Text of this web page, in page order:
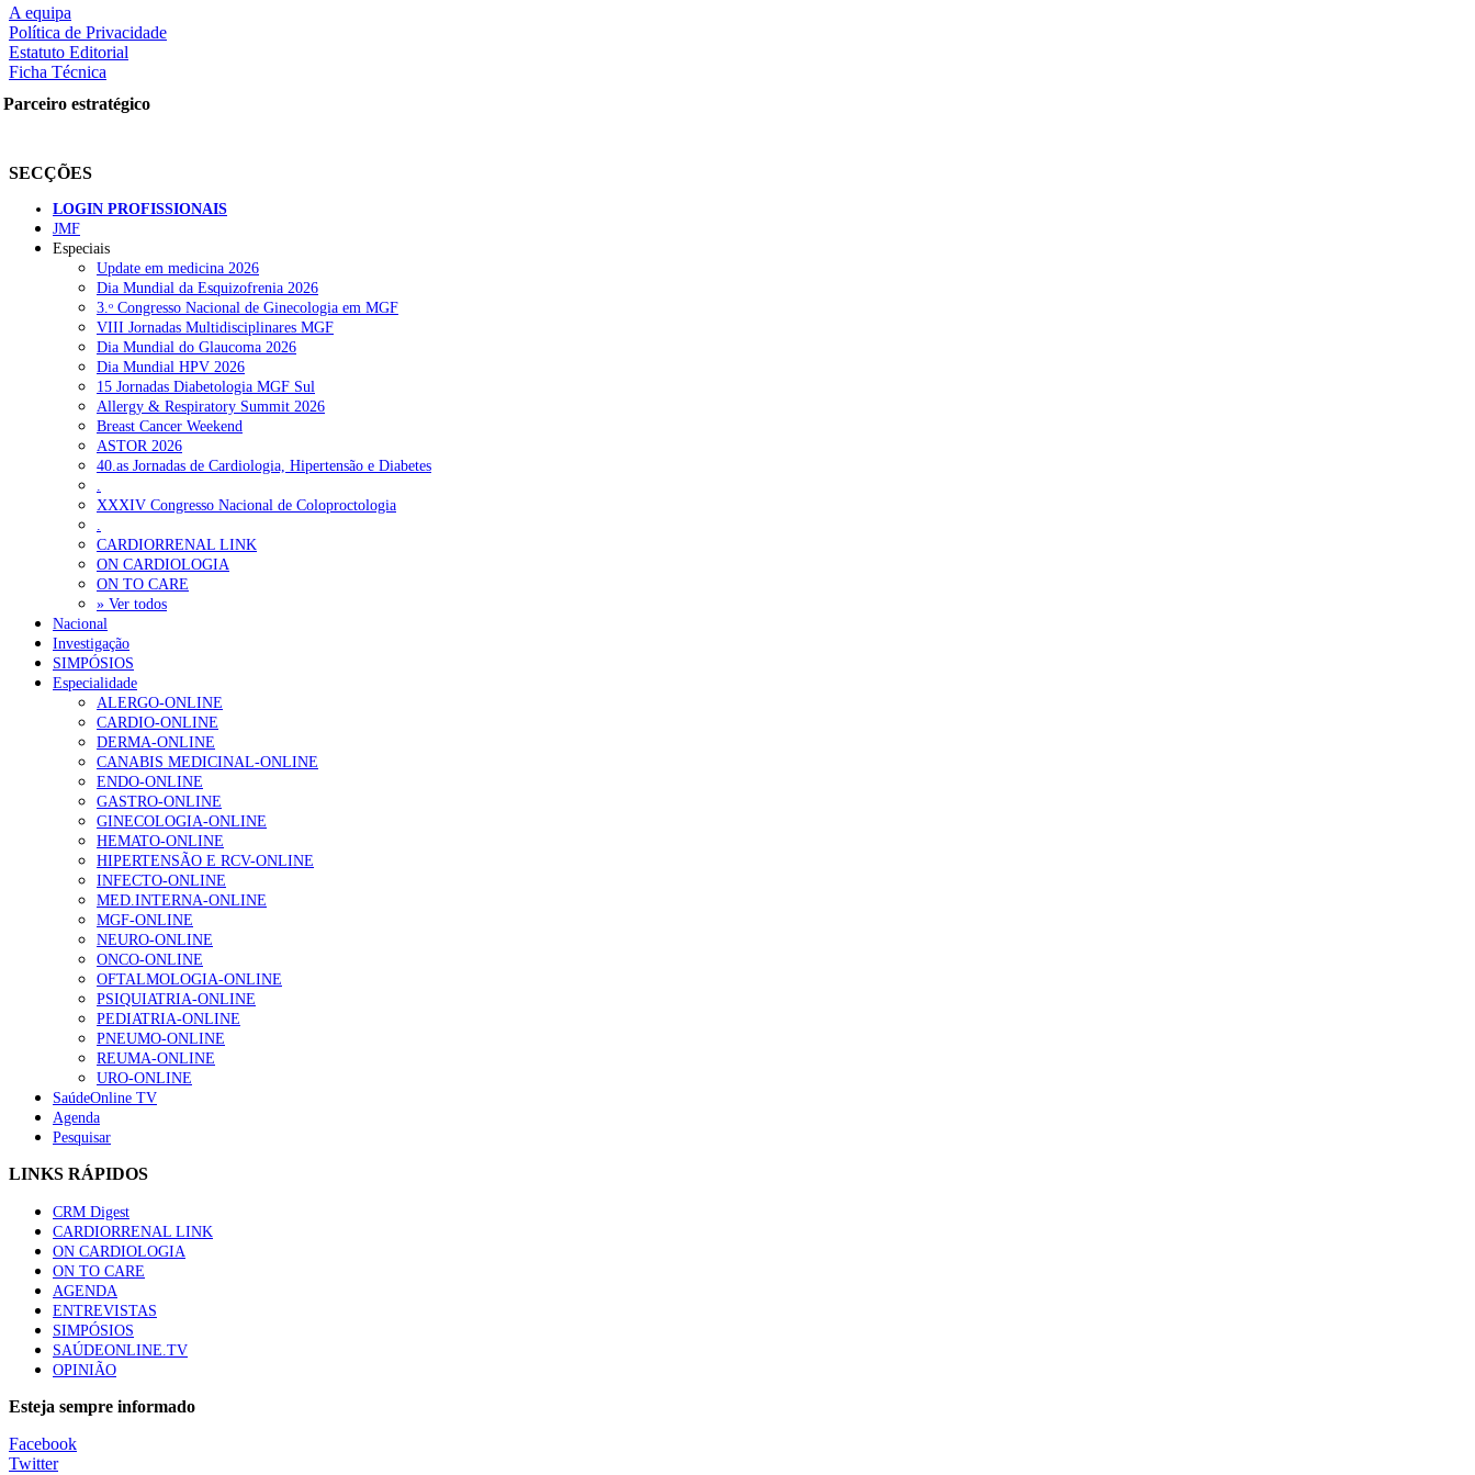
nas redes sociais:
RECENTES
Quase 11.900 jovens recorreram aos cheques psicólogo e nutricionista no primeiro mês
ULS de Coimbra estreia cirurgia endoscópica do ouvido com apoio robótico em Portugal
Enfermeiros exigem esclarecimentos sobre eventual gestão privada da ULS do Algarve
Ordem dos Médicos alerta para riscos no novo sistema de acesso a consultas e cirurgias
Portugal está a formar os médicos de que precisa?
MAIS LIDAS
Enfermagem Forense. “Da urgência ao tribunal, cada gesto conta e cada profissional faz a diferença”
203 visualizações
1.º Episódio do Podcast “Frequência Cardio – Sintoniza-te na Insuficiência Cardíaca” da Bayer
169 visualizações
Alguns milhares de utentes podem ficar sem médico de família com nova regras do registo, alerta associação
132 visualizações
“Os programas de rastreio do cancro do pulmão são custo-efetivos e representam um investimento sustentável para os sistemas de saúde”
93 visualizações
Quase quatro em cada dez doentes com enfarte apresentavam níveis elevados de Lp(a), revela estudo
Trodelvy aprovado para primeira linha no cancro da mama triplo negativo metastático em doentes não elegíveis para inibidores PD-(L)1
61 visualizações
MAIS NOTÍCIAS
A equipa
Política de Privacidade
Estatuto Editorial
Ficha Técnica
Parceiro estratégico
SECÇÕES
LOGIN PROFISSIONAIS
JMF
Especiais
Update em medicina 2026
Dia Mundial da Esquizofrenia 2026
3.ᵒ Congresso Nacional de Ginecologia em MGF
VIII Jornadas Multidisciplinares MGF
Dia Mundial do Glaucoma 2026
Dia Mundial HPV 2026
15 Jornadas Diabetologia MGF Sul
Allergy & Respiratory Summit 2026
Breast Cancer Weekend
ASTOR 2026
40.as Jornadas de Cardiologia, Hipertensão e Diabetes
.
XXXIV Congresso Nacional de Coloproctologia
.
CARDIORRENAL LINK
ON CARDIOLOGIA
ON TO CARE
» Ver todos
Nacional
Investigação
SIMPÓSIOS
Especialidade
ALERGO-ONLINE
CARDIO-ONLINE
DERMA-ONLINE
CANABIS MEDICINAL-ONLINE
ENDO-ONLINE
GASTRO-ONLINE
GINECOLOGIA-ONLINE
HEMATO-ONLINE
HIPERTENSÃO E RCV-ONLINE
INFECTO-ONLINE
MED.INTERNA-ONLINE
MGF-ONLINE
NEURO-ONLINE
ONCO-ONLINE
OFTALMOLOGIA-ONLINE
PSIQUIATRIA-ONLINE
PEDIATRIA-ONLINE
PNEUMO-ONLINE
REUMA-ONLINE
URO-ONLINE
SaúdeOnline TV
Agenda
Pesquisar
LINKS RÁPIDOS
CRM Digest
CARDIORRENAL LINK
ON CARDIOLOGIA
ON TO CARE
AGENDA
ENTREVISTAS
SIMPÓSIOS
SAÚDEONLINE.TV
OPINIÃO
Esteja sempre informado
Facebook
Twitter